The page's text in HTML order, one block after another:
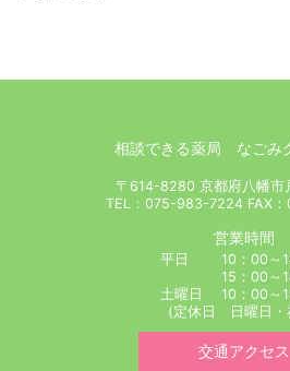
相談できる薬局 なごみ
〒614-8280 京都府八幡市
TEL：075-983-7224 FAX
営業時間
平日 10：00～
15：00～18
土曜日 10：00～
(定休日 日曜日・
交通アクセス